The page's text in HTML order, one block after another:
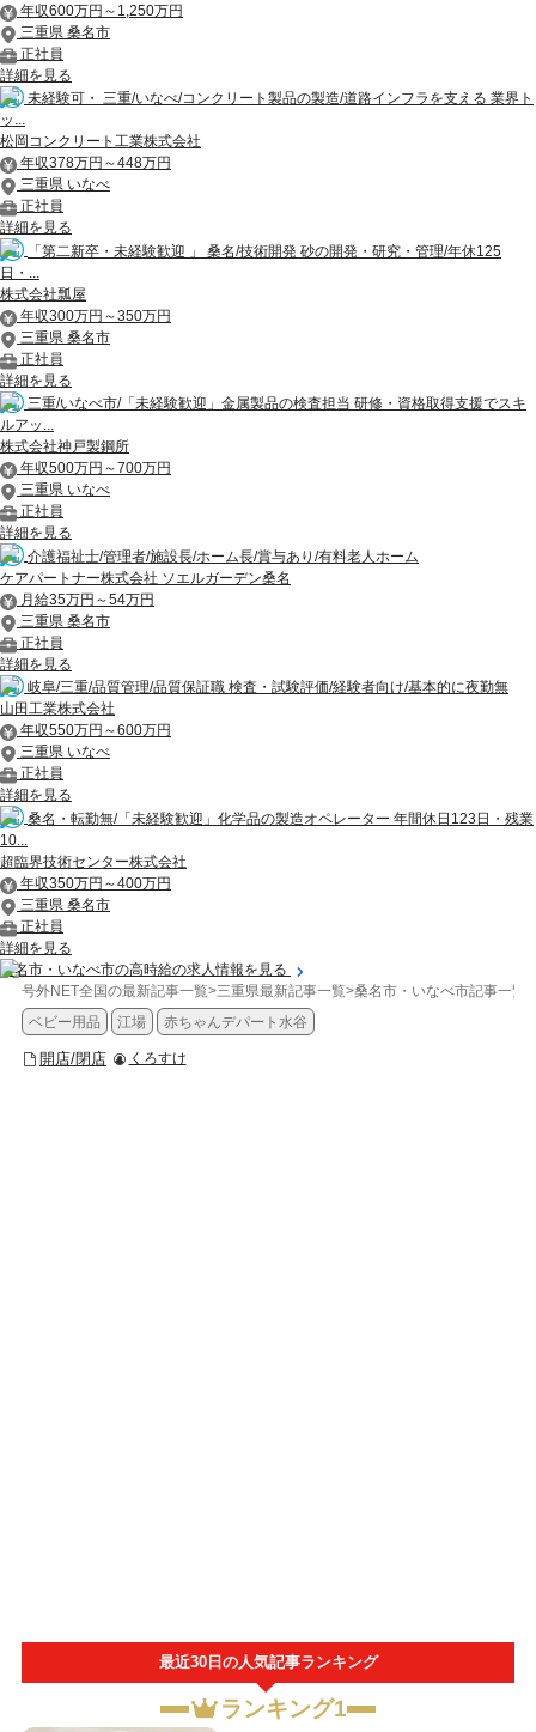
年収600万円～1,250万円
三重県 桑名市
正社員
詳細を見る
未経験可・ 三重/いなべ/コンクリート製品の製造/道路インフラを支える 業界ト
ッ...
松岡コンクリート工業株式会社
年収378万円～448万円
三重県 いなべ
正社員
詳細を見る
「第二新卒・未経験歓迎 」 桑名/技術開発 砂の開発・研究・管理/年休125
日・...
株式会社瓢屋
年収300万円～350万円
三重県 桑名市
正社員
詳細を見る
三重/いなべ市/「未経験歓迎」金属製品の検査担当 研修・資格取得支援でスキ
ルアッ...
株式会社神戸製鋼所
年収500万円～700万円
三重県 いなべ
正社員
詳細を見る
介護福祉士/管理者/施設長/ホーム長/賞与あり/有料老人ホーム
ケアパートナー株式会社 ソエルガーデン桑名
月給35万円～54万円
三重県 桑名市
正社員
詳細を見る
岐阜/三重/品質管理/品質保証職 検査・試験評価/経験者向け/基本的に夜勤無
山田工業株式会社
年収550万円～600万円
三重県 いなべ
正社員
詳細を見る
桑名・転勤無/「未経験歓迎」化学品の製造オペレーター 年間休日123日・残業
10...
超臨界技術センター株式会社
年収350万円～400万円
三重県 桑名市
正社員
詳細を見る
桑名市・いなべ市の高時給の求人情報を見る
号外NET全国の最新記事一覧>三重県最新記事一覧>桑名市・いなべ市記事一覧
ベビー用品
江場 赤ちゃんデパート水谷
開店/閉店 くろすけ
最近30日の人気記事ランキング
ランキング1